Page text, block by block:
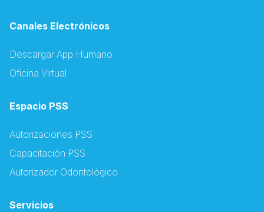
Canales Electrónicos
Descargar App Humano
Oficina Virtual
Espacio PSS
Autorizaciones PSS
Capacitación PSS
Autorizador Odontológico
Servicios